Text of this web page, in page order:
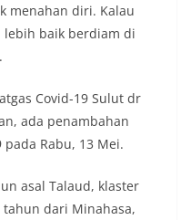
menahan diri. Kalau
baik berdiam di
Covid-19 Sulut dr
ada penambahan
Rabu, 13 Mei.
asal Talaud, klaster
tahun dari Minahasa,